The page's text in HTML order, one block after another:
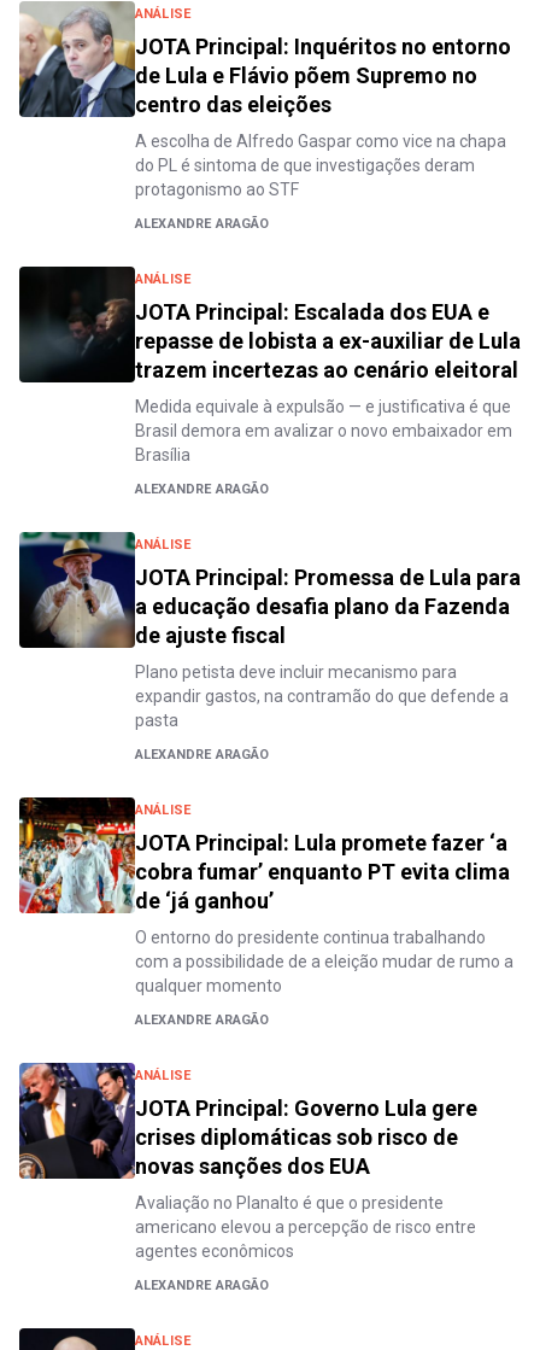
ANÁLISE
JOTA Principal: Inquéritos no entorno
de Lula e Flávio põem Supremo no
centro das eleições
A escolha de Alfredo Gaspar como vice na chapa
do PL é sintoma de que investigações deram
protagonismo ao STF
ALEXANDRE ARAGÃO
ANÁLISE
JOTA Principal: Escalada dos EUA e
repasse de lobista a ex-auxiliar de Lula
trazem incertezas ao cenário eleitoral
Medida equivale à expulsão — e justificativa é que
Brasil demora em avalizar o novo embaixador em
Brasília
ALEXANDRE ARAGÃO
ANÁLISE
JOTA Principal: Promessa de Lula para
a educação desafia plano da Fazenda
de ajuste fiscal
Plano petista deve incluir mecanismo para
expandir gastos, na contramão do que defende a
pasta
ALEXANDRE ARAGÃO
ANÁLISE
JOTA Principal: Lula promete fazer ‘a
cobra fumar’ enquanto PT evita clima
de ‘já ganhou’
O entorno do presidente continua trabalhando
com a possibilidade de a eleição mudar de rumo a
qualquer momento
ALEXANDRE ARAGÃO
ANÁLISE
JOTA Principal: Governo Lula gere
crises diplomáticas sob risco de
novas sanções dos EUA
Avaliação no Planalto é que o presidente
americano elevou a percepção de risco entre
agentes econômicos
ALEXANDRE ARAGÃO
ANÁLISE